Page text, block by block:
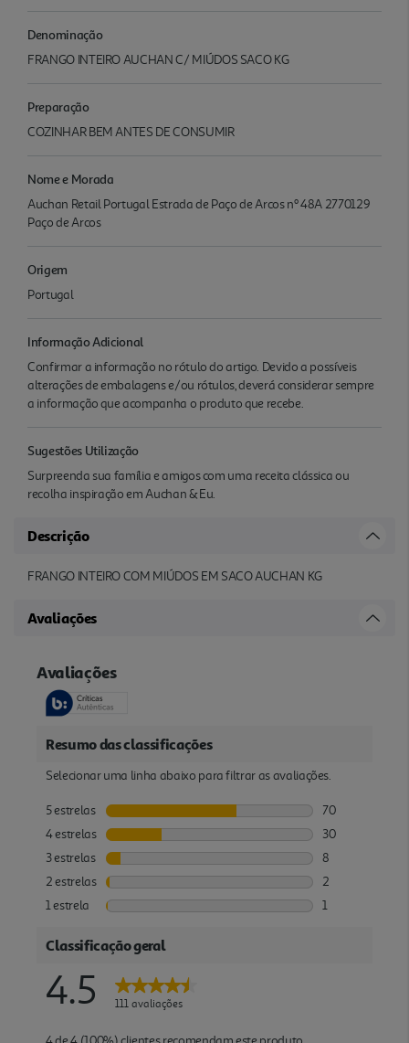
Denominação
FRANGO INTEIRO AUCHAN C/ MIÚDOS SACO KG
Preparação
COZINHAR BEM ANTES DE CONSUMIR
Nome e Morada
Auchan Retail Portugal Estrada de Paço de Arcos nº 48A 2770129
Paço de Arcos
Origem
Portugal
Informação Adicional
Confirmar a informação no rótulo do artigo. Devido a possíveis
alterações de embalagens e/ou rótulos, deverá considerar sempre
a informação que acompanha o produto que recebe.
Sugestões Utilização
Surpreenda sua família e amigos com uma receita clássica ou
recolha inspiração em Auchan & Eu.
Descrição
FRANGO INTEIRO COM MIÚDOS EM SACO AUCHAN KG
Avaliações